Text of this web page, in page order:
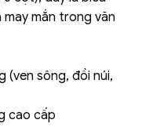
mắn trong văn
(ven sông, đồi núi,
cao cấp